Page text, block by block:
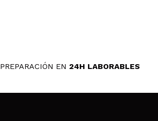
PREPARACIÓN EN 24H LABORABLES